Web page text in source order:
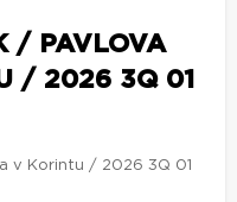
/ PAVLOVA
/ 2026 3Q 01
v Korintu / 2026 3Q 01